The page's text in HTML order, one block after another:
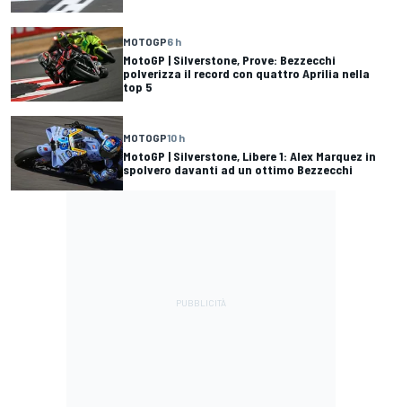
MOTOGP6 h
MotoGP | Silverstone, Prove: Bezzecchi
polverizza il record con quattro Aprilia nella
top 5
MOTOGP10 h
MotoGP | Silverstone, Libere 1: Alex Marquez in
spolvero davanti ad un ottimo Bezzecchi